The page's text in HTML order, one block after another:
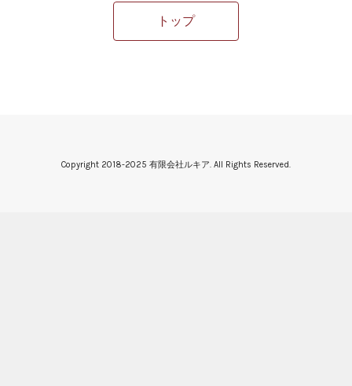
トップ
Copyright 2018-2025 有限会社ルキア. All Rights Reserved.